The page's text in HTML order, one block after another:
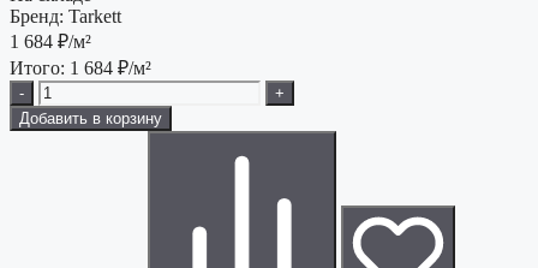
Бренд: Tarkett
1 684 ₽/м²
Итого: 1 684 ₽/м²
-
+
Добавить в корзину